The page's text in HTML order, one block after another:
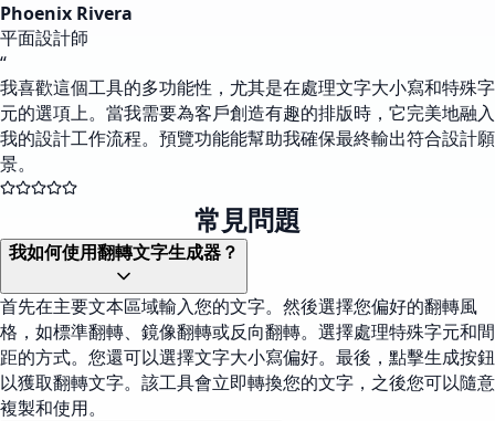
Phoenix Rivera
平面設計師
“
我喜歡這個工具的多功能性，尤其是在處理文字大小寫和特殊字
元的選項上。當我需要為客戶創造有趣的排版時，它完美地融入
我的設計工作流程。預覽功能能幫助我確保最終輸出符合設計願
景。
常見問題
我如何使用翻轉文字生成器？
首先在主要文本區域輸入您的文字。然後選擇您偏好的翻轉風
格，如標準翻轉、鏡像翻轉或反向翻轉。選擇處理特殊字元和間
距的方式。您還可以選擇文字大小寫偏好。最後，點擊生成按鈕
以獲取翻轉文字。該工具會立即轉換您的文字，之後您可以隨意
複製和使用。